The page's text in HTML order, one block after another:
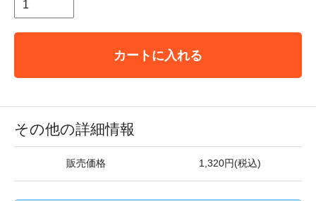
カートに入れる
その他の詳細情報
販売価格 1,320円(税込)